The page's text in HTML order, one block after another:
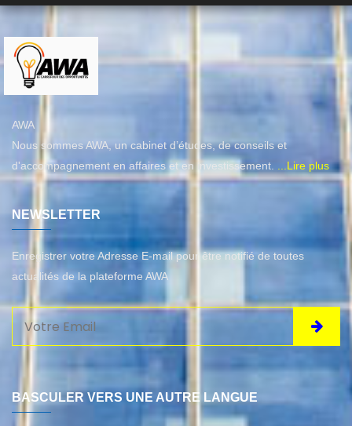
AWA
Nous sommes AWA, un cabinet d’études, de conseils et
d'accompagnement en affaires et en investissement.
...Lire plus
NEWSLETTER
Enregistrer votre Adresse E-mail pour être notifié de toutes
actualités de la plateforme AWA
BASCULER VERS UNE AUTRE LANGUE